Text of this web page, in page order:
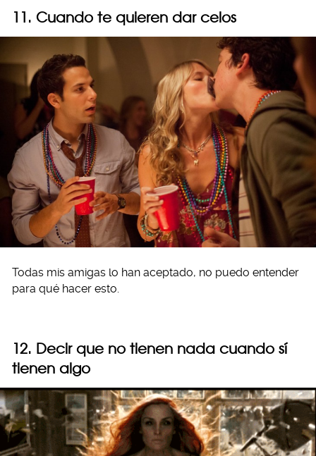
11. Cuando te quieren dar celos
Todas mis amigas lo han aceptado, no puedo entender
para qué hacer esto.
12. Decir que no tienen nada cuando sí
tienen algo